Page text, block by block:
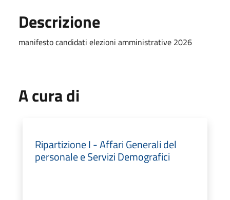
Descrizione
manifesto candidati elezioni amministrative 2026
A cura di
Ripartizione I - Affari Generali del
personale e Servizi Demografici